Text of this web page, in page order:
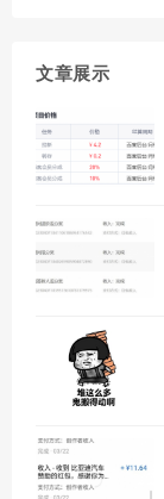
文章展示